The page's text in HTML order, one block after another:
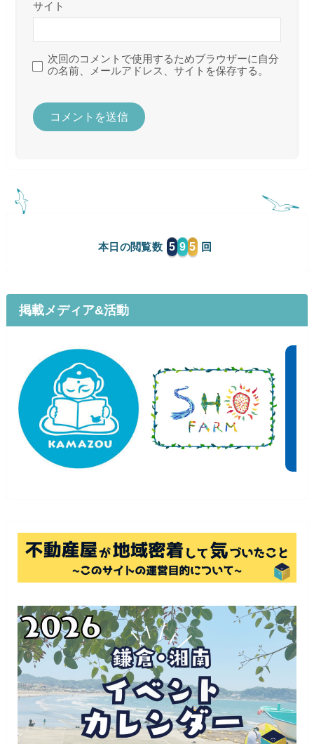
サイト
次回のコメントで使用するためブラウザーに自分
の名前、メールアドレス、サイトを保存する。
本日の閲覧数 5 9 5
掲載メディア&活動